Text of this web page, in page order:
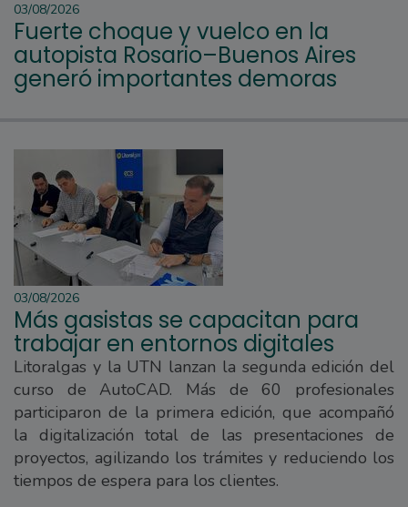
03/08/2026
Fuerte choque y vuelco en la
autopista Rosario–Buenos Aires
generó importantes demoras
03/08/2026
Más gasistas se capacitan para
trabajar en entornos digitales
Litoralgas y la UTN lanzan la segunda edición del
curso de AutoCAD. Más de 60 profesionales
participaron de la primera edición, que acompañó
la digitalización total de las presentaciones de
proyectos, agilizando los trámites y reduciendo los
tiempos de espera para los clientes.